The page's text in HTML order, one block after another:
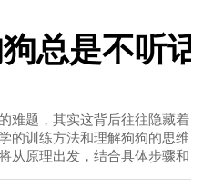
总是不听
难题，其实这背后往往隐藏着
的训练方法和理解狗狗的思维
从原理出发，结合具体步骤和